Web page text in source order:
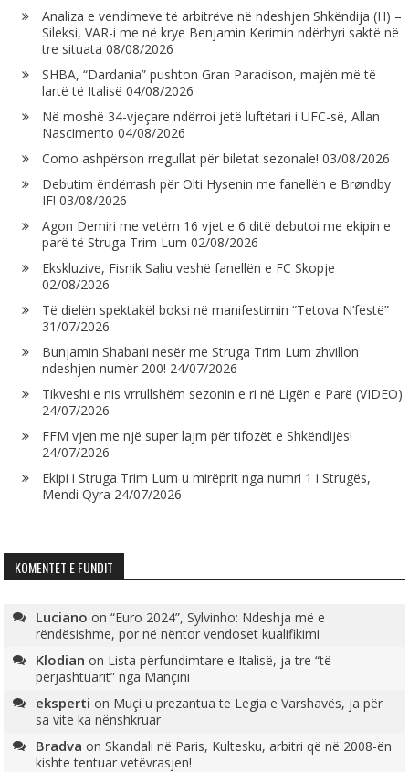
Analiza e vendimeve të arbitrëve në ndeshjen Shkëndija (H) –
Sileksi, VAR-i me në krye Benjamin Kerimin ndërhyri saktë në
tre situata 08/08/2026
SHBA, “Dardania” pushton Gran Paradison, majën më të
lartë të Italisë 04/08/2026
Në moshë 34-vjeçare ndërroi jetë luftëtari i UFC-së, Allan
Nascimento 04/08/2026
Como ashpërson rregullat për biletat sezonale! 03/08/2026
Debutim ëndërrash për Olti Hysenin me fanellën e Brøndby
IF! 03/08/2026
Agon Demiri me vetëm 16 vjet e 6 ditë debutoi me ekipin e
parë të Struga Trim Lum 02/08/2026
Ekskluzive, Fisnik Saliu veshë fanellën e FC Skopje
02/08/2026
Të dielën spektakël boksi në manifestimin “Tetova N’festë”
31/07/2026
Bunjamin Shabani nesër me Struga Trim Lum zhvillon
ndeshjen numër 200! 24/07/2026
Tikveshi e nis vrrullshëm sezonin e ri në Ligën e Parë (VIDEO)
24/07/2026
FFM vjen me një super lajm për tifozët e Shkëndijës!
24/07/2026
Ekipi i Struga Trim Lum u mirëprit nga numri 1 i Strugës,
Mendi Qyra 24/07/2026
KOMENTET E FUNDIT
Luciano on“Euro 2024”, Sylvinho: Ndeshja më e
rëndësishme, por në nëntor vendoset kualifikimi
Klodian on Lista përfundimtare e Italisë, ja tre “të
përjashtuarit” nga Mançini
eksperti on Muçi u prezantua te Legia e Varshavës, ja për
sa vite ka nënshkruar
Bradva onSkandali në Paris, Kultesku, arbitri që në 2008-ën
kishte tentuar vetëvrasjen!